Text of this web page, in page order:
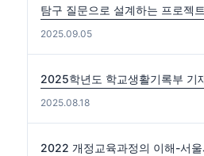
2025.09.05
2025학년도 학교생활기록부 기
2025.08.18
2022 개정교육과정의 이해-서울